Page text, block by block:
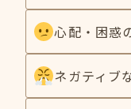
心配・困惑
ネガティブ